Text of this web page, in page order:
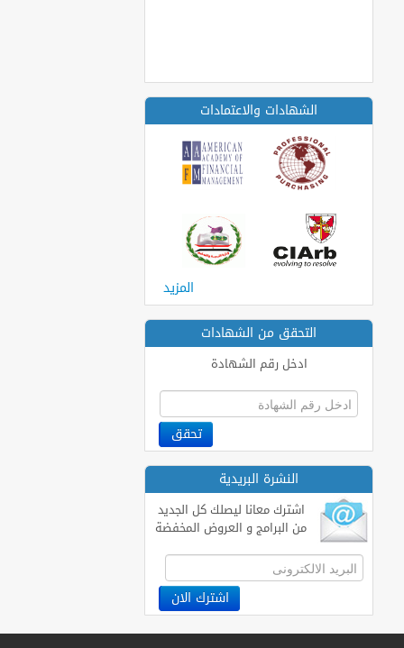
الشهادات والاعتمادات
المزيد
التحقق من الشهادات
ادخل رقم الشهادة
النشرة البريدية
اشترك معانا ليصلك كل الجديد
من البرامج و العروض المخفضة